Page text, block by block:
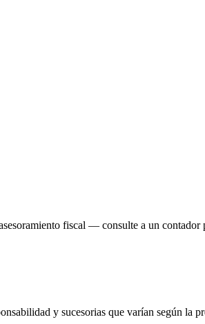
fiscal — consulte a un contador
y sucesorias que varían según la